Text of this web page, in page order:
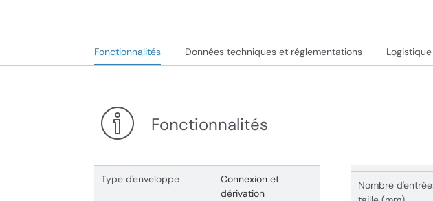
Fonctionnalités Données techniques et réglementations Logistique
Fonctionnalités
Type d'enveloppe
Connexion et
dérivation
Nombre